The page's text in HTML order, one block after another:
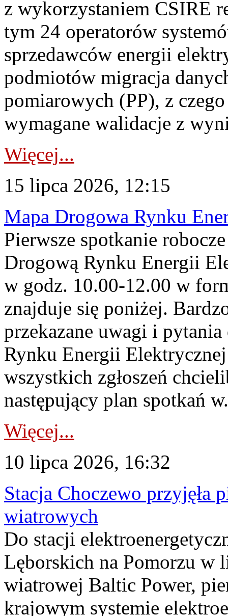
z wykorzystaniem CSIRE
tym 24 operatorów
sprzedawców energii
podmiotów migracja
pomiarowych (PP), z
wymagane walidacje z
Więcej...
15 lipca 2026, 12:15
Mapa Drogowa Rynku
Pierwsze spotkanie
Drogową Rynku Energii
w godz. 10.00-12.00 w
znajduje się poniżej.
przekazane uwagi i
Rynku Energii
wszystkich zgłoszeń
następujący plan spotkań
Więcej...
10 lipca 2026, 16:32
Stacja Choczewo przyjęła
wiatrowych
Do stacji
Lęborskich na Pomorzu w
wiatrowej Baltic Power,
krajowym systemie